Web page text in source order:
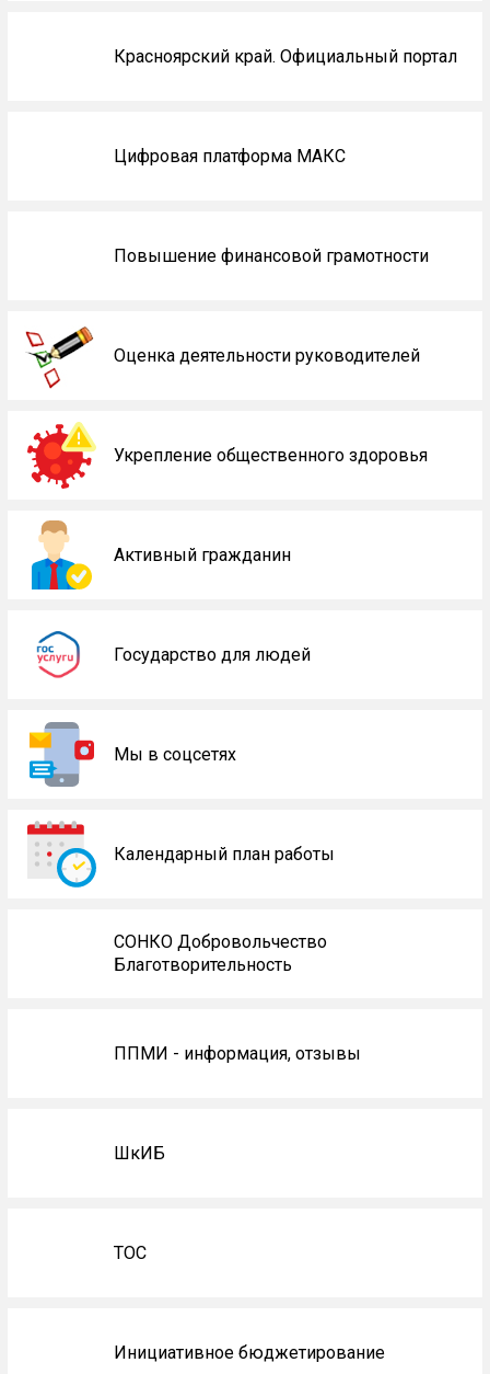
Красноярский край. Официальный портал
Цифровая платформа МАКС
Повышение финансовой грамотности
Оценка деятельности руководителей
Укрепление общественного здоровья
Активный гражданин
Государство для людей
Мы в соцсетях
Календарный план работы
СОНКО Добровольчество
Благотворительность
ППМИ - информация, отзывы
ШкИБ
ТОС
Инициативное бюджетирование